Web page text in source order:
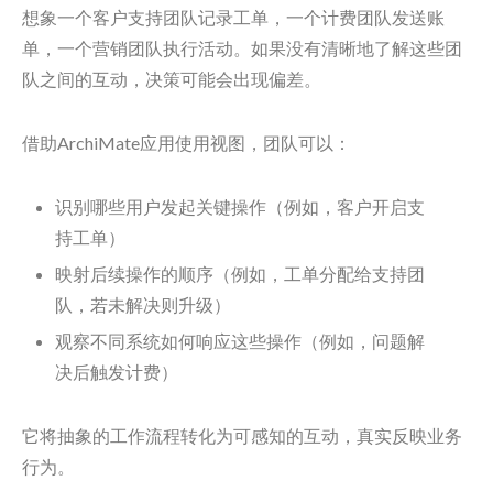
想象一个客户支持团队记录工单，一个计费团队发送账
单，一个营销团队执行活动。如果没有清晰地了解这些团
队之间的互动，决策可能会出现偏差。
借助ArchiMate应用使用视图，团队可以：
识别哪些用户发起关键操作（例如，客户开启支
持工单）
映射后续操作的顺序（例如，工单分配给支持团
队，若未解决则升级）
观察不同系统如何响应这些操作（例如，问题解
决后触发计费）
它将抽象的工作流程转化为可感知的互动，真实反映业务
行为。